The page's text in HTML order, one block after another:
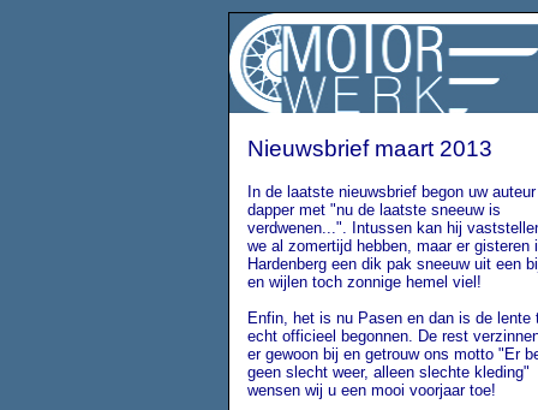
Nieuwsbrief maart 2013
In de laatste nieuwsbrief begon uw auteur
dapper met "nu de laatste sneeuw is
verdwenen...". Intussen kan hij
we al zomertijd hebben, maar er gisteren
Hardenberg een dik pak sneeuw uit een
en wijlen toch zonnige hemel viel!
Enfin, het is nu Pasen en dan is de lente
echt officieel begonnen. De rest
er gewoon bij en getrouw ons motto "Er
geen slecht weer, alleen slechte kleding"
wensen wij u een mooi voorjaar toe!